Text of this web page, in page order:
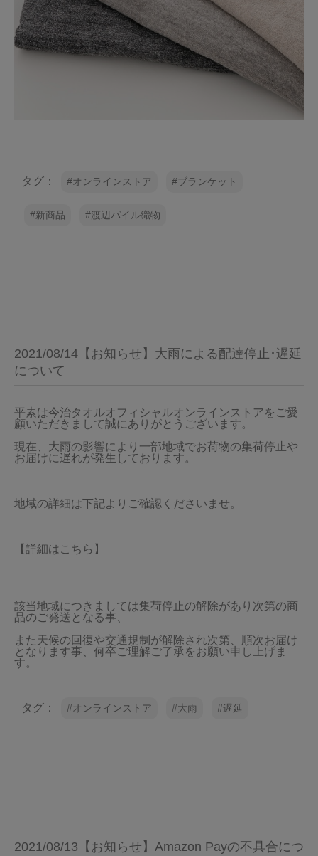
タグ： オンラインストア ブランケット
新商品 渡辺パイル織物
2021/08/14【お知らせ】大雨による配達停止･遅延
について
平素は今治タオルオフィシャルオンラインストアをご愛
顧いただきまして誠にありがとうございます。
現在、大雨の影響により一部地域でお荷物の集荷停止や
お届けに遅れが発生しております。
地域の詳細は下記よりご確認くださいませ。
【詳細はこちら】
該当地域につきましては集荷停止の解除があり次第の商
品のご発送となる事、
また天候の回復や交通規制が解除され次第、順次お届け
となります事、何卒ご理解ご了承をお願い申し上げま
す。
タグ： オンラインストア 大雨 遅延
2021/08/13【お知らせ】Amazon Payの不具合につ